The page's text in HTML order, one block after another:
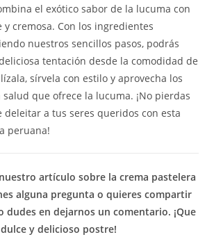
el exótico sabor de la lucuma con
y cremosa. Con los ingredientes
nuestros sencillos pasos, podrás
tentación desde la comodidad de
sírvela con estilo y aprovecha los
que ofrece la lucuma. ¡No pierdas
a tus seres queridos con esta
peruana!
artículo sobre la crema pastelera
alguna pregunta o quieres compartir
dudes en dejarnos un comentario. ¡Que
y delicioso postre!